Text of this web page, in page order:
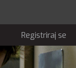
Registriraj se